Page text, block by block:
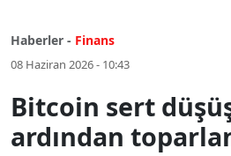
Haberler - Finans
08 Haziran 2026 - 10:43
Bitcoin sert
ardından